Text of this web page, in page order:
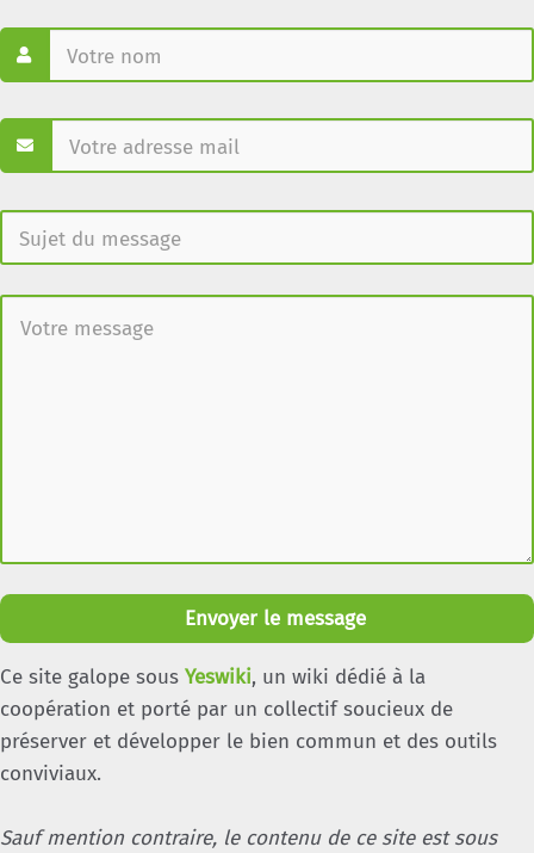
Envoyer le message
Ce site galope sous Yeswiki, un wiki dédié à la
coopération et porté par un collectif soucieux de
préserver et développer le bien commun et des outils
conviviaux.
Sauf mention contraire, le contenu de ce site est sous